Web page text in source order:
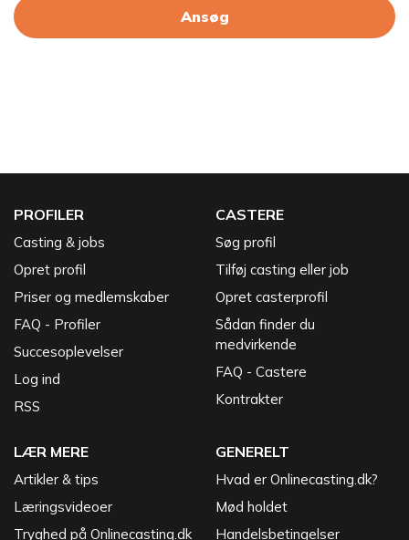
Ansøg
PROFILER
Casting & jobs
Opret profil
Priser og medlemskaber
FAQ - Profiler
Succesoplevelser
Log ind
RSS
CASTERE
Søg profil
Tilføj casting eller job
Opret casterprofil
Sådan finder du
medvirkende
FAQ - Castere
Kontrakter
LÆR MERE
Artikler & tips
Læringsvideoer
Tryghed på Onlinecasting.dk
GENERELT
Hvad er Onlinecasting.dk?
Mød holdet
Handelsbetingelser